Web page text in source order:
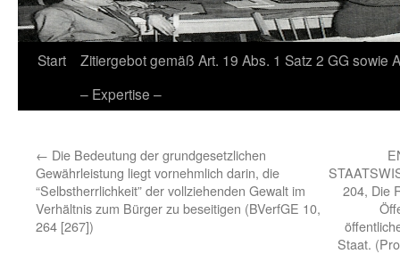
Start
Zitiergebot gemäß Art. 19 Abs. 1 Satz 2 GG sowie
– Expertise –
← Die Bedeutung der grundgesetzlichen
Gewährleistung liegt vornehmlich darin, die
“Selbstherrlichkeit” der vollziehenden Gewalt im
Verhältnis zum Bürger zu beseitigen (BVerfGE 10,
264 [267])
204, Die
Staat.